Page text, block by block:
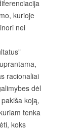
kurioje
nei
racionaliai
dėl
koją,
tenka
koks